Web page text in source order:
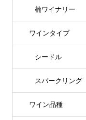
楠ワイナリー
ワインタイプ
シードル
スパークリング
ワイン品種